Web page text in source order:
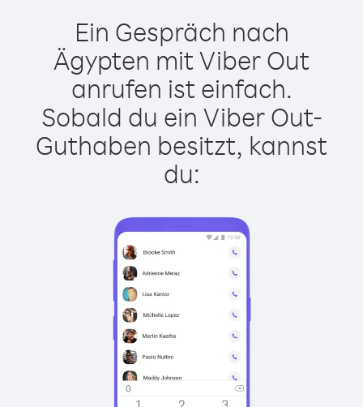
Ein Gespräch nach
Ägypten mit Viber Out
anrufen ist einfach.
Sobald du ein Viber Out-
Guthaben besitzt, kannst
du: